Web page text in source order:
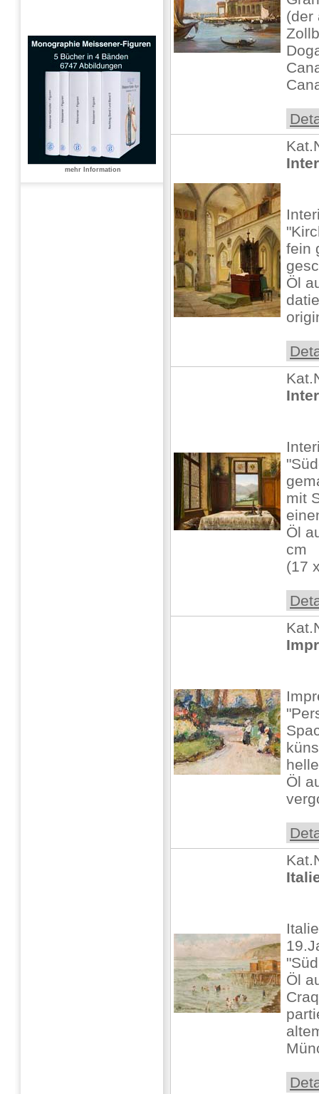
mehr Information
(der
fein
Öl
mit
Öl
cm
(17
Öl
Öl